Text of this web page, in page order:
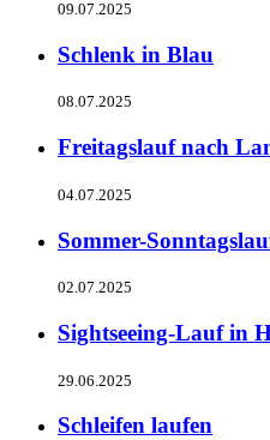
09.07.2025
Schlenk in Blau
08.07.2025
Freitagslauf nach
04.07.2025
Sommer-
02.07.2025
Sightseeing-Lauf in
29.06.2025
Schleifen laufen